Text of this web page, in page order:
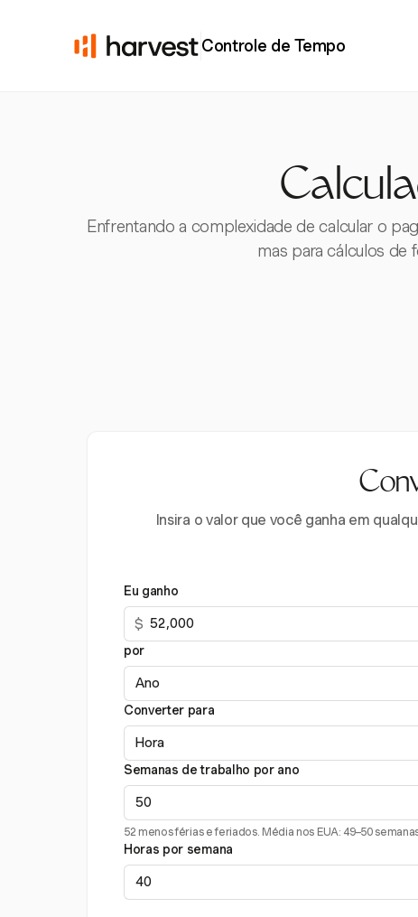
Controle de Tempo
Enfrentando a complexidade de calcular o
mas para cálculos de
Insira o valor que você ganha em
Eu ganho
$
por
Converter para
Semanas de trabalho por ano
52 menos férias e feriados. Média nos EUA: 49–50
Horas por semana